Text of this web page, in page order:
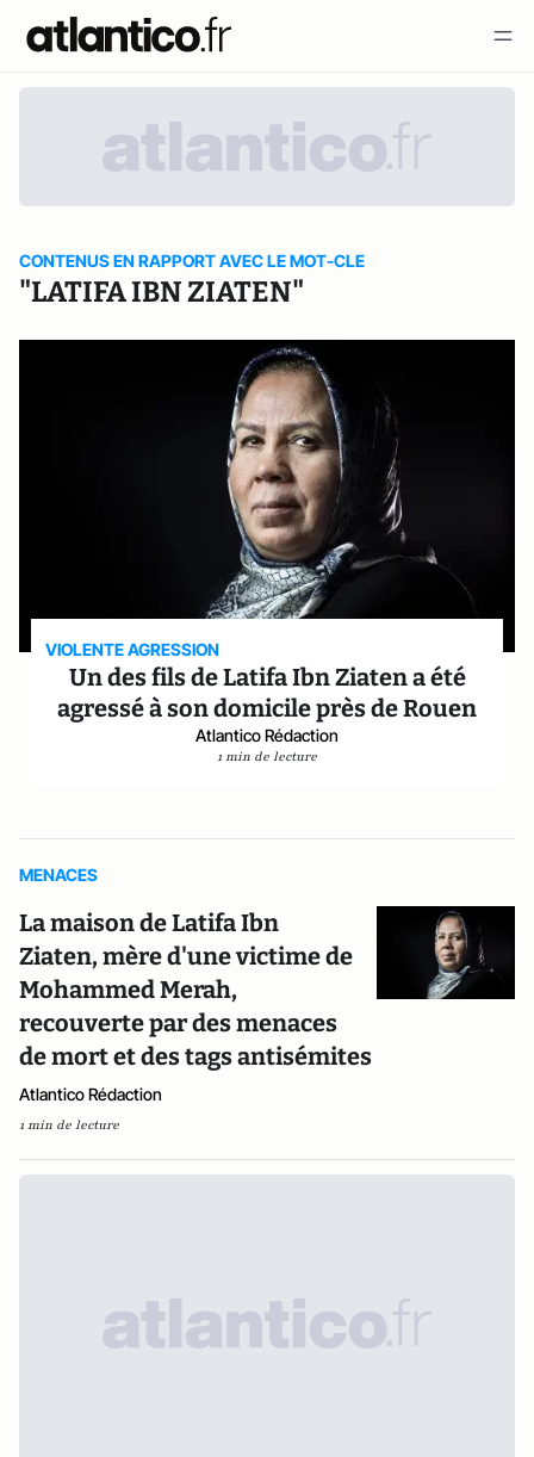
CONTENUS EN RAPPORT AVEC LE MOT-CLE
"LATIFA IBN ZIATEN"
VIOLENTE AGRESSION
Un des fils de Latifa Ibn Ziaten a été
agressé à son domicile près de Rouen
Atlantico Rédaction
1 min de lecture
MENACES
La maison de Latifa Ibn
Ziaten, mère d'une victime de
Mohammed Merah,
recouverte par des menaces
de mort et des tags antisémites
Atlantico Rédaction
1 min de lecture